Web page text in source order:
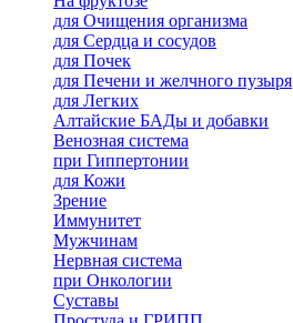
для Очищения организма
для Сердца и сосудов
для Почек
для Печени и желчного пузыря
для Легких
Алтайские БАДы и добавки
Венозная система
при Гиппертонии
для Кожи
Зрение
Иммунитет
Мужчинам
Нервная система
при Онкологии
Суставы